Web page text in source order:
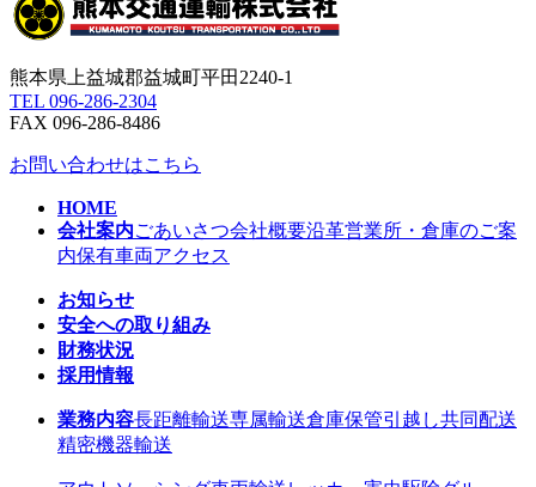
熊本県上益城郡益城町平田2240-1
TEL 096-286-2304
FAX 096-286-8486
お問い合わせはこちら
HOME
会社案内ごあいさつ会社概要沿革営業所・倉庫のご案
内保有車両アクセス
お知らせ
安全への取り組み
財務状況
採用情報
業務内容長距離輸送専属輸送倉庫保管引越し共同配送
精密機器輸送